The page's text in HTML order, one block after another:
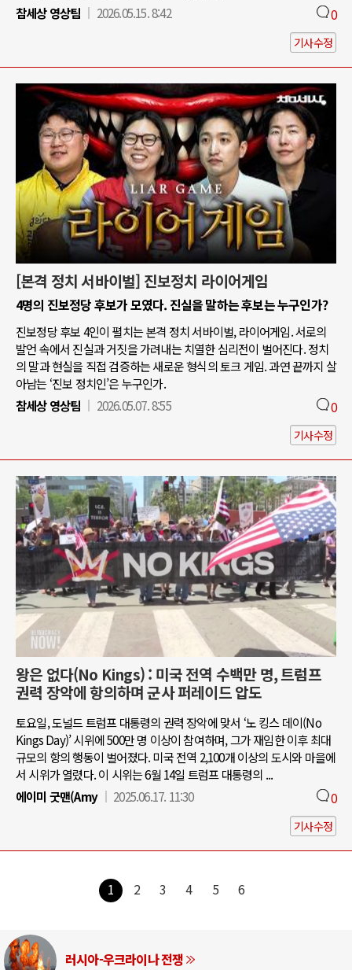
참세상 영상팀
2026.05.15. 8:42 0
기사수정
[본격 정치 서바이벌] 진보정치 라이어게임
4명의 진보정당 후보가 모였다. 진실을 말하는 후보는 누구인가?
진보정당 후보 4인이 펼치는 본격 정치 서바이벌, 라이어게임. 서로의
발언 속에서 진실과 거짓을 가려내는 치열한 심리전이 벌어진다. 정치
의 말과 현실을 직접 검증하는 새로운 형식의 토크 게임. 과연 끝까지 살
아남는 ‘진보 정치인’은 누구인가.
참세상 영상팀
2026.05.07. 8:55 0
기사수정
왕은 없다(No Kings) : 미국 전역 수백만 명, 트럼프
권력 장악에 항의하며 군사 퍼레이드 압도
토요일, 도널드 트럼프 대통령의 권력 장악에 맞서 ‘노 킹스 데이(No
Kings Day)’ 시위에 500만 명 이상이 참여하며, 그가 재임한 이후 최대
규모의 항의 행동이 벌어졌다. 미국 전역 2,100개 이상의 도시와 마을에
서 시위가 열렸다. 이 시위는 6월 14일 트럼프 대통령의 ...
에이미 굿맨(Amy
2025.06.17. 11:30 0
기사수정
1 2 3 4 5 6
러시아-우크라이나 전쟁